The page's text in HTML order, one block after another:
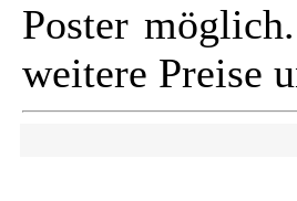
Poster
weitere Preise